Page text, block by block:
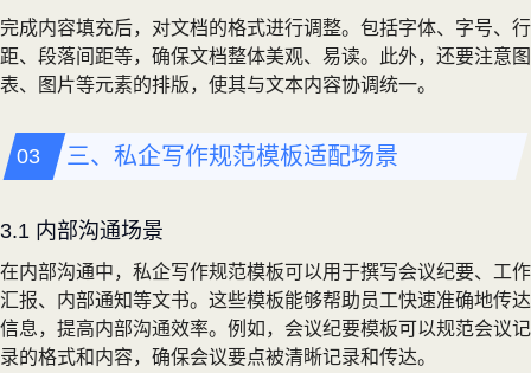
完成内容填充后，对文档的格式进行调整。包括字体、字号、行
距、段落间距等，确保文档整体美观、易读。此外，还要注意图
表、图片等元素的排版，使其与文本内容协调统一。
三、私企写作规范模板适配场景
3.1 内部沟通场景
在内部沟通中，私企写作规范模板可以用于撰写会议纪要、工作
汇报、内部通知等文书。这些模板能够帮助员工快速准确地传达
信息，提高内部沟通效率。例如，会议纪要模板可以规范会议记
录的格式和内容，确保会议要点被清晰记录和传达。